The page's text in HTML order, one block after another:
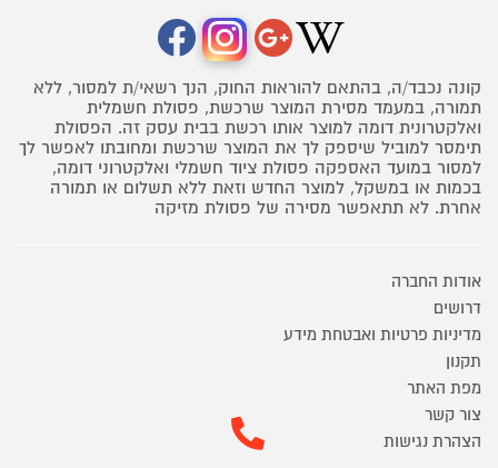
קונה נכבד/ה, בהתאם להוראות החוק, הנך רשאי/ת למסור, ללא
תמורה, במעמד מסירת המוצר שרכשת, פסולת חשמלית
ואלקטרונית דומה למוצר אותו רכשת בבית עסק זה. הפסולת
תימסר למוביל שיספק לך את המוצר שרכשת ומחובתו לאפשר לך
למסור במועד האספקה פסולת ציוד חשמלי ואלקטרוני דומה,
בכמות או במשקל, למוצר החדש וזאת ללא תשלום או תמורה
אחרת. לא תתאפשר מסירה של פסולת מזיקה
אודות החברה
דרושים
מדיניות פרטיות ואבטחת מידע
תקנון
מפת האתר
צור קשר
הצהרת נגישות